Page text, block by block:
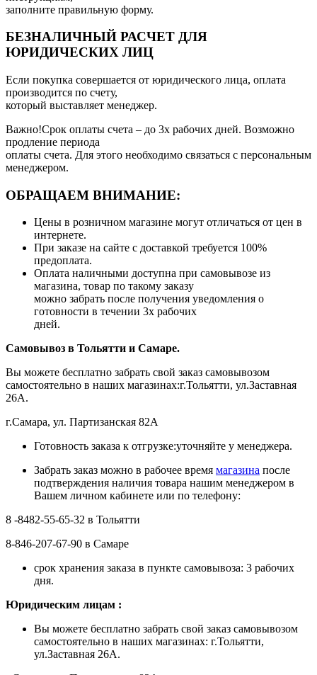
заполните правильную форму.
БЕЗНАЛИЧНЫЙ РАСЧЕТ ДЛЯ
ЮРИДИЧЕСКИХ ЛИЦ
Если покупка совершается от юридического лица, оплата
производится по счету,
который выставляет менеджер.
Важно!Срок оплаты счета – до 3х рабочих дней. Возможно
продление периода
оплаты счета. Для этого необходимо связаться с персональным
менеджером.
ОБРАЩАЕМ ВНИМАНИЕ:
Цены в розничном магазине могут отличаться от цен в
интернете.
При заказе на сайте с доставкой требуется 100%
предоплата.
Оплата наличными доступна при самовывозе из
магазина, товар по такому заказу
можно забрать после получения уведомления о
готовности в течении 3х рабочих
дней.
Самовывоз в Тольятти и Самаре.
Вы можете бесплатно забрать свой заказ самовывозом
самостоятельно в наших магазинах:г.Тольятти, ул.Заставная
26А.
г.Самара, ул. Партизанская 82А
Готовность заказа к отгрузке:уточняйте у менеджера.
Забрать заказ можно в рабочее время магазина после
подтверждения наличия товара нашим менеджером в
Вашем личном кабинете или по телефону:
8 -8482-55-65-32 в Тольятти
8-846-207-67-90 в Самаре
срок хранения заказа в пункте самовывоза: 3 рабочих
дня.
Юридическим лицам :
Вы можете бесплатно забрать свой заказ самовывозом
самостоятельно в наших магазинах: г.Тольятти,
ул.Заставная 26А.